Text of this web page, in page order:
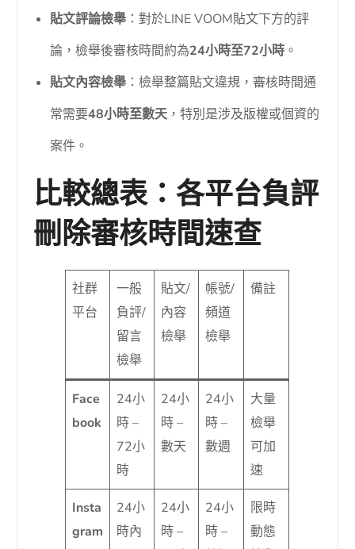
貼文評論檢舉 ：對於LINE VOOM貼文下方的評
論，檢舉後審核時間約為24小時至72小時 。
貼文內容檢舉 ：檢舉整篇貼文違規，審核時間通
常需要48小時至數天 ，特別是涉及版權或個資的
案件。
比較總表：各平台負評
刪除審核時間速查
社群
平台
一般
負評/
留言
檢舉
貼文/
內容
檢舉
帳號/
頻道
檢舉
備註
Face
book
24小
時 –
72小
時
24小
時 –
數天
24小
時 –
數週
大量
檢舉
可加
速
Insta
gram
24小
時內
24小
時 –
24小
時 –
限時
動態